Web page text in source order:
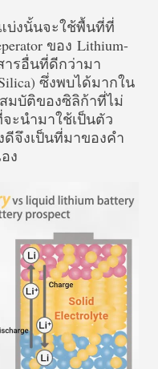
บ่งนั้นจะใช้พื้นที่ที่
ของ Lithium-
ารอื่นที่ดีกว่ามา
ซึ่งพบได้มากใน
มบัติของซิลิก้าที่ไม่
ะนำมาใช้เป็นตัว
ดีจึงเป็นที่มาของคำ
ง